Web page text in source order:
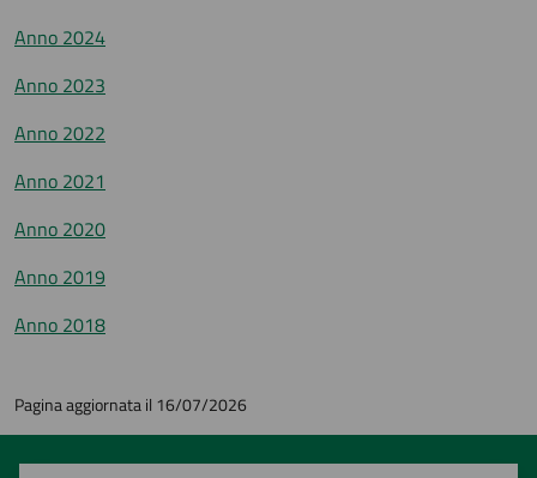
Anno 2024
Anno 2023
Anno 2022
Anno 2021
Anno 2020
Anno 2019
Anno 2018
Pagina aggiornata il 16/07/2026